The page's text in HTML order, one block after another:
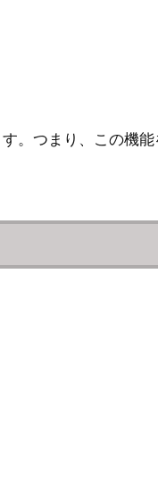
。つまり、この機